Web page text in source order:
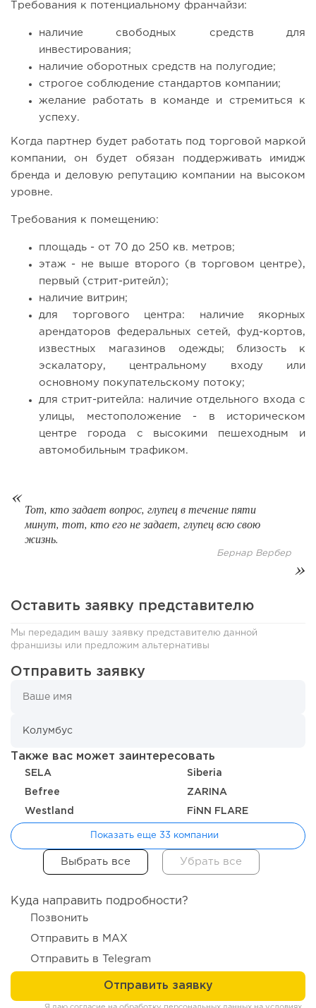
55 0
миллиарды:...
109 0 0
«Прибыль 20 млн в год, а я ездил на метро»: куда в
интернет-магазине...
67
Конференции августа 2026: лучшие мероприятия месяца
для бизнеса,...
235
Прокат квадроциклов: инвестиции 2 млн рублей,
прибыль 300 тысяч...
Требования к потенциальному франчайзи:
наличие свободных средств для
инвестирования;
наличие оборотных средств на полугодие;
строгое соблюдение стандартов компании;
желание работать в команде и стремиться к
успеху.
Когда партнер будет работать под торговой маркой
компании, он будет обязан поддерживать имидж
бренда и деловую репутацию компании на высоком
уровне.
Требования к помещению:
площадь - от 70 до 250 кв. метров;
этаж - не выше второго (в торговом центре),
первый (стрит-ритейл);
наличие витрин;
для торгового центра: наличие якорных
арендаторов федеральных сетей, фуд-кортов,
известных магазинов одежды; близость к
эскалатору, центральному входу или
основному покупательскому потоку;
для стрит-ритейла: наличие отдельного входа с
улицы, местоположение - в историческом
центре города с высокими пешеходным и
автомобильным трафиком.
Тот, кто задает вопрос, глупец в течение пяти
минут, тот, кто его не задает, глупец всю свою
жизнь.
Бернар Вербер
Оставить заявку представителю
Мы передадим вашу заявку представителю данной
франшизы или предложим альтернативы
Отправить заявку
Также вас может заинтересовать
SELA Siberia
Вefree ZARINA
Westland FiNN FLARE
Показать еще 33 компании
Куда направить подробности?
Позвонить
Отправить в MAX
Отправить в Telegram